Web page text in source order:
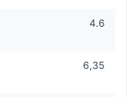
4.6
6,35